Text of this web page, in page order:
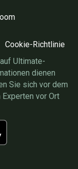
Cookie-Richtlinie
Ultimate-
dienen
Sie sich vor dem
vor Ort